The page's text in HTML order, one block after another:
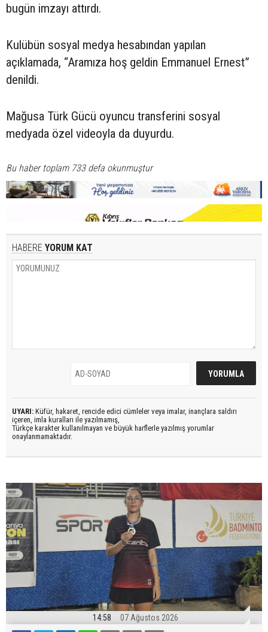
bugün imzayı attırdı.
Kulübün sosyal medya hesabından yapılan
açıklamada, “Aramıza hoş geldin Emmanuel Ernest”
denildi.
Mağusa Türk Gücü oyuncu transferini sosyal
medyada özel videoyla da duyurdu.
Bu haber toplam 733 defa okunmuştur
HABERE YORUM KAT
UYARI: Küfür, hakaret, rencide edici cümleler veya imalar, inançlara saldırı
içeren, imla kuralları ile yazılmamış,
Türkçe karakter kullanılmayan ve büyük harflerle yazılmış yorumlar
onaylanmamaktadır.
14:58 07 Ağustos 2026